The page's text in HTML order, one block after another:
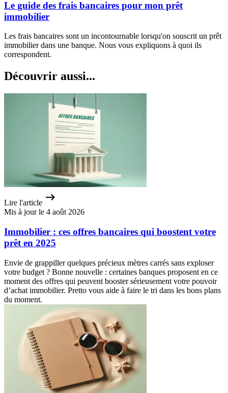
Le guide des frais bancaires pour mon prêt
immobilier
Les frais bancaires sont un incontournable lorsqu'on souscrit un prêt
immobilier dans une banque. Nous vous expliquons à quoi ils
correspondent.
Découvrir aussi...
Lire l'article
Mis à jour le 4 août 2026
Immobilier : ces offres bancaires qui boostent votre
prêt en 2025
Envie de grappiller quelques précieux mètres carrés sans exploser
votre budget ? Bonne nouvelle : certaines banques proposent en ce
moment des offres qui peuvent booster sérieusement votre pouvoir
d’achat immobilier. Pretto vous aide à faire le tri dans les bons plans
du moment.